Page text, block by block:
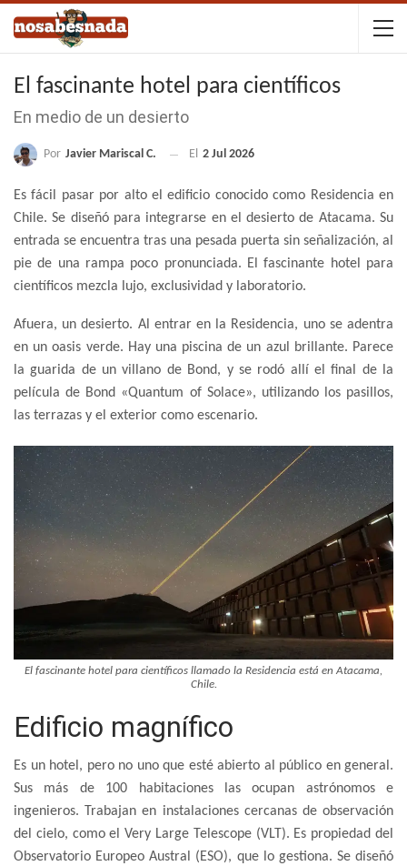
El fascinante hotel para científicos
En medio de un desierto
Por Javier Mariscal C. El 2 Jul 2026
Es fácil pasar por alto el edificio conocido como Residencia en
Chile. Se diseñó para integrarse en el desierto de Atacama. Su
entrada se encuentra tras una pesada puerta sin señalización, al
pie de una rampa poco pronunciada. El fascinante hotel para
científicos mezcla lujo, exclusividad y laboratorio.
Afuera, un desierto. Al entrar en la Residencia, uno se adentra
en un oasis verde. Hay una piscina de un azul brillante. Parece
la guarida de un villano de Bond, y se rodó allí el final de la
película de Bond «Quantum of Solace», utilizando los pasillos,
las terrazas y el exterior como escenario.
El fascinante hotel para científicos llamado la Residencia está en Atacama,
Chile.
Edificio magnífico
Es un hotel, pero no uno que esté abierto al público en general.
Sus más de 100 habitaciones las ocupan astrónomos e
ingenieros. Trabajan en instalaciones cercanas de observación
del cielo, como el Very Large Telescope (VLT). Es propiedad del
Observatorio Europeo Austral (ESO), que lo gestiona. Se diseñó